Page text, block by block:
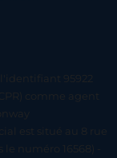
l'identifiant 95922
comme agent
est situé au 8 rue
le numéro 16568) -